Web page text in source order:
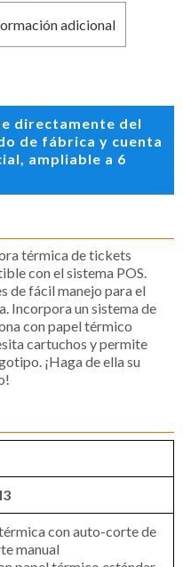
adicional
directamente del
de fábrica y cuenta
ampliable a 6
térmica de tickets
con el sistema POS.
de fácil manejo para el
Incorpora un sistema de
con papel térmico
cartuchos y permite
¡Haga de ella su
con auto-corte de
manual